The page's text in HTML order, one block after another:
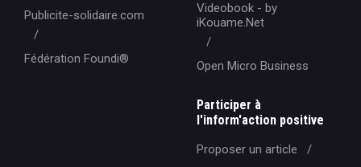
Publicite-solidaire.com
Fédération Foundi®️
Videobook - by
iKouame.Net
Open Micro Business
Participer à
l'inform'action positive
Proposer un article